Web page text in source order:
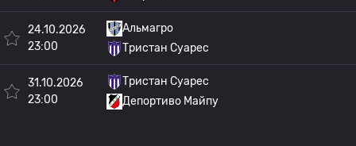
24.10.2026
23:00
Альмагро
Тристан Суарес
31.10.2026
23:00
Тристан Суарес
Депортиво Майпу